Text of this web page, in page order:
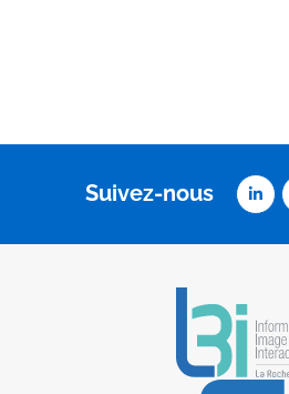
Suivez-nous